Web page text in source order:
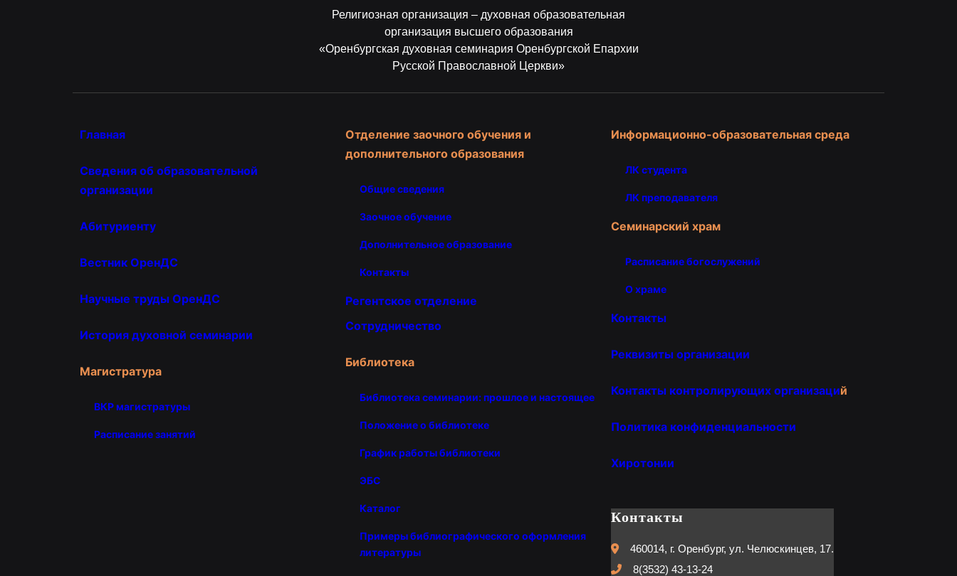
Религиозная организация – духовная образовательная
организация высшего образования
«Оренбургская духовная семинария Оренбургской Епархии
Русской Православной Церкви»
Главная
Сведения об образовательной
организации
Абитуриенту
Вестник ОренДС
Научные труды ОренДС
История духовной семинарии
Магистратура
ВКР магистратуры
Расписание занятий
Отделение заочного обучения и
дополнительного образования
Общие сведения
Заочное обучение
Дополнительное образование
Контакты
Регентское отделение
Сотрудничество
Библиотека
Библиотека семинарии: прошлое и настоящее
Положение о библиотеке
График работы библиотеки
ЭБС
Каталог
Примеры библиографического оформления
литературы
Информационно-образовательная среда
ЛК студента
ЛК преподавателя
Семинарский храм
Расписание богослужений
О храме
Контакты
Реквизиты организации
Контакты контролирующих организаций
Политика конфиденциальности
Хиротонии
Контакты
460014, г. Оренбург, ул. Челюскинцев, 17.
8(3532) 43-13-24